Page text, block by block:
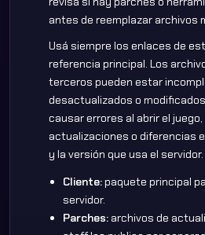
antes de reemplazar archivos
Usá siempre los enlaces de
referencia principal. Los
terceros pueden estar
desactualizados o
causar errores al abrir el
actualizaciones o diferencias
y la versión que usa el servidor.
Cliente:paquete principal
servidor.
Parches: archivos de